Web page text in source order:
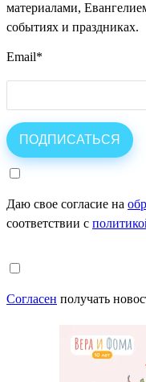
материалами,
событиях и праздниках.
Email*
Даю свое согласие на
соответствии с
Согласен получать